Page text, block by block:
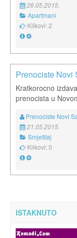
26.05.2015.
Apartmani
Klikovi: 2
Prenociste Novi
Kratkorocno
prenocista u
Prenociste Novi
21.05.2015.
Smještaj
Klikovi: 0
ISTAKNUTO